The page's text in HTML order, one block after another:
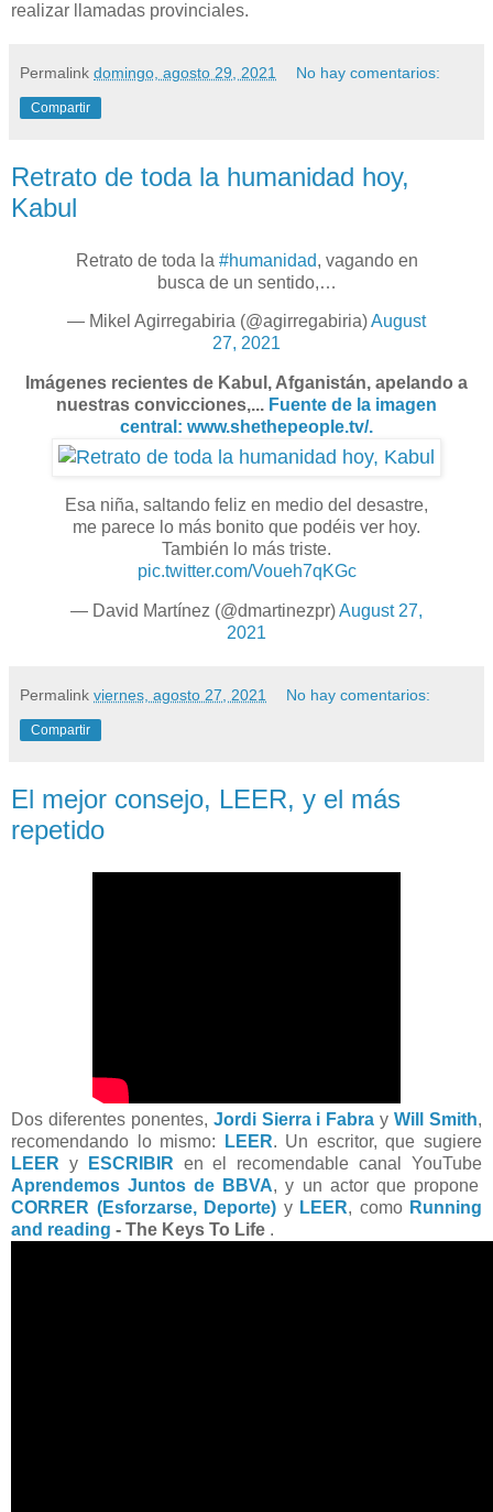
realizar llamadas provinciales.
Permalink domingo, agosto 29, 2021 No hay comentarios:
Compartir
Retrato de toda la humanidad hoy,
Kabul
Retrato de toda la #humanidad, vagando en
busca de un sentido,…
— Mikel Agirregabiria (@agirregabiria)August
27, 2021
Imágenes recientes de Kabul, Afganistán, apelando a
nuestras convicciones,... Fuente de la imagen
central: www.shethepeople.tv/.
Esa niña, saltando feliz en medio del desastre,
me parece lo más bonito que podéis ver hoy.
También lo más triste.
pic.twitter.com/Voueh7qKGc
— David Martínez (@dmartinezpr)August 27,
2021
Permalink viernes, agosto 27, 2021 No hay comentarios:
Compartir
El mejor consejo, LEER, y el más
repetido
Dos diferentes ponentes, Jordi Sierra i Fabra yWill Smith,
recomendando lo mismo:
LEER. Un escritor, que sugiere
LEER y ESCRIBIR en el recomendable canal YouTube
Aprendemos Juntos de BBVA, y un actor que propone
CORRER (Esforzarse, Deporte) y LEER, como Running
and reading - The Keys To Life .